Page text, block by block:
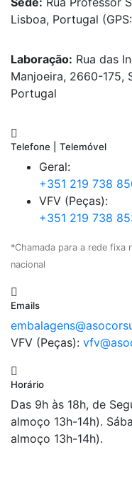
Lisboa, Portugal
Laboração: Rua das
Manjoeira, 2660-175,
Portugal
Telefone | Telemóvel
Geral:
+351 219 738
VFV (Peças):
+351 219 738
*Chamada para a rede fixa
nacional
Emails
VFV (Peças):
Horário
Das 9h às 18h, de
almoço 13h-14h).
almoço 13h-14h).